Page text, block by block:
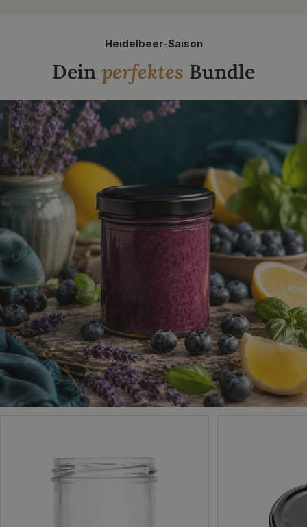
Heidelbeer-Saison
Dein perfektes Bundle